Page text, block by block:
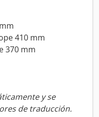
410 mm
370 mm
y se
de traducción.